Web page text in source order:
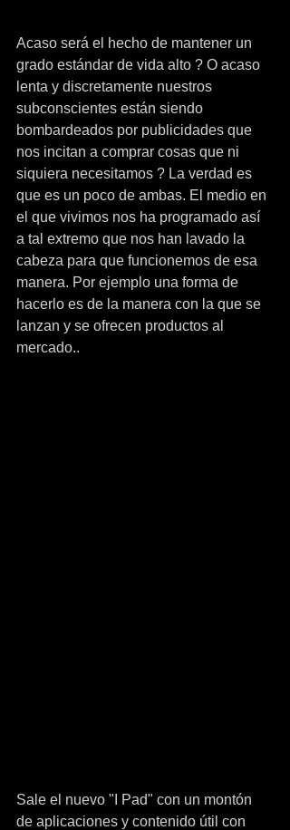
Acaso será el hecho de mantener un
grado estándar de vida alto ? O acaso
lenta y discretamente nuestros
subconscientes están siendo
bombardeados por publicidades que
nos incitan a comprar cosas que ni
siquiera necesitamos ? La verdad es
que es un poco de ambas. El medio en
el que vivimos nos ha programado así
a tal extremo que nos han lavado la
cabeza para que funcionemos de esa
manera. Por ejemplo una forma de
hacerlo es de la manera con la que se
lanzan y se ofrecen productos al
mercado..
Sale el nuevo "I Pad" con un montón
de aplicaciones y contenido útil con